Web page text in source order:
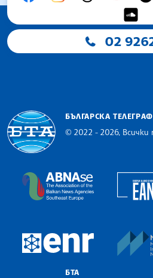
02
БЪЛГАРСКА
© 2022 - 2026, Всички
The
European
БТА